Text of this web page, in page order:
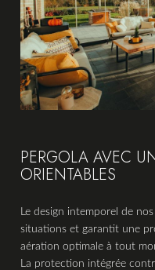
PERGOLA AVEC
ORIENTABLES
Le design intemporel de
situations et garantit une
aération optimale à tout
La protection intégrée